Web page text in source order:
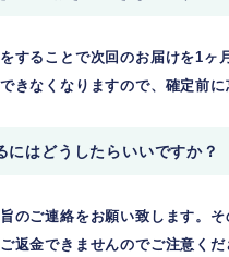
することで次回のお届けを1ヶ
きなくなりますので、確定前
はどうしたらいいですか？
のご連絡をお願い致します。
返金できませんのでご注意くだ